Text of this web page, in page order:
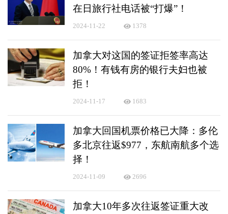
在日旅行社电话被“打爆”！
2024-11-22 1378
加拿大对这国的签证拒签率高达
80%！有钱有房的银行夫妇也被
拒！
2024-11-17 1683
加拿大回国机票价格已大降：多伦
多北京往返$977，东航南航多个选
择！
2024-11-09 2696
加拿大10年多次往返签证重大改